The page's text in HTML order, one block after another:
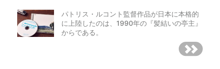
パトリス・ルコント監督作品が日本に本格的
に上陸したのは、1990年の『髪結いの亭主』
からである。